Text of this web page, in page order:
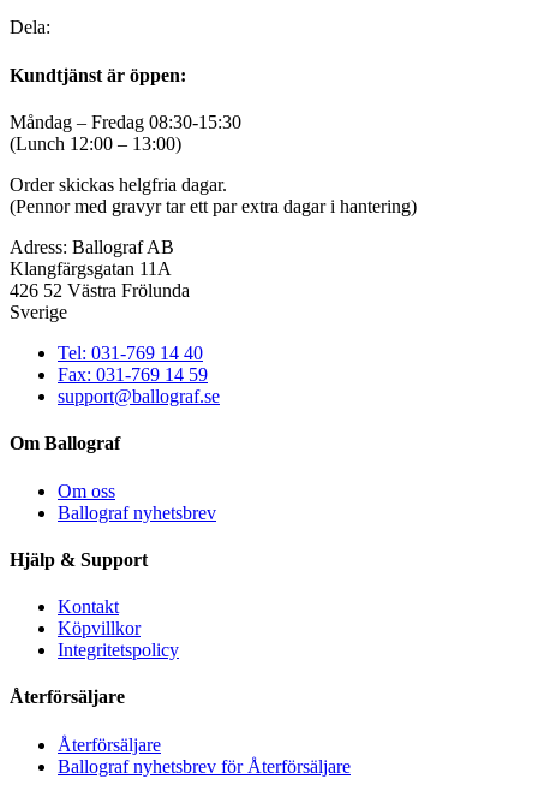
Dela:
facebook
twitter
linkedin
pinterest
Kundtjänst är öppen:
Måndag – Fredag 08:30-15:30
(Lunch 12:00 – 13:00)
Order skickas helgfria dagar.
(Pennor med gravyr tar ett par extra dagar i hantering)
Adress: Ballograf AB
Klangfärgsgatan 11A
426 52 Västra Frölunda
Sverige
Tel: 031-769 14 40
Fax: 031-769 14 59
support@ballograf.se
Om Ballograf
Om oss
Ballograf nyhetsbrev
Hjälp & Support
Kontakt
Köpvillkor
Integritetspolicy
Återförsäljare
Återförsäljare
Ballograf nyhetsbrev för Återförsäljare